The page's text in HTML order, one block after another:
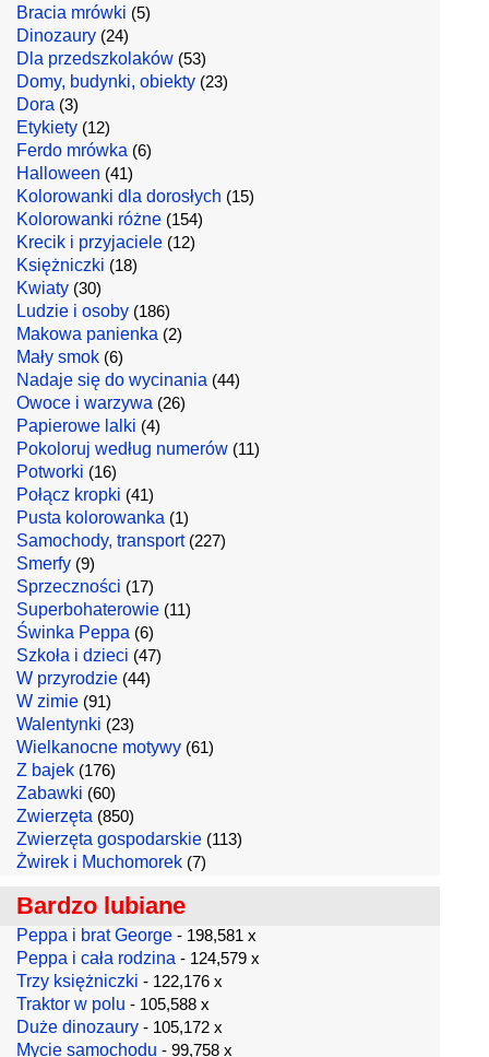
Bracia mrówki (5)
Dinozaury (24)
Dla przedszkolaków (53)
Domy, budynki, obiekty (23)
Dora (3)
Etykiety (12)
Ferdo mrówka (6)
Halloween (41)
Kolorowanki dla dorosłych (15)
Kolorowanki różne (154)
Krecik i przyjaciele (12)
Księżniczki (18)
Kwiaty (30)
Ludzie i osoby (186)
Makowa panienka (2)
Mały smok (6)
Nadaje się do wycinania (44)
Owoce i warzywa (26)
Papierowe lalki (4)
Pokoloruj według numerów (11)
Potworki (16)
Połącz kropki (41)
Pusta kolorowanka (1)
Samochody, transport(227)
Smerfy (9)
Sprzeczności (17)
Superbohaterowie (11)
Świnka Peppa (6)
Szkoła i dzieci (47)
W przyrodzie (44)
W zimie (91)
Walentynki (23)
Wielkanocne motywy (61)
Z bajek (176)
Zabawki (60)
Zwierzęta (850)
Zwierzęta gospodarskie (113)
Żwirek i Muchomorek (7)
Bardzo lubiane
Peppa i brat George - 198,581 x
Peppa i cała rodzina - 124,579 x
Trzy księżniczki - 122,176 x
Traktor w polu - 105,588 x
Duże dinozaury - 105,172 x
Mycie samochodu - 99,758 x